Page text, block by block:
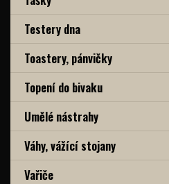
Testery dna
Toastery, pánvičky
Topení do bivaku
Umělé nástrahy
Váhy, vážící stojany
Vařiče